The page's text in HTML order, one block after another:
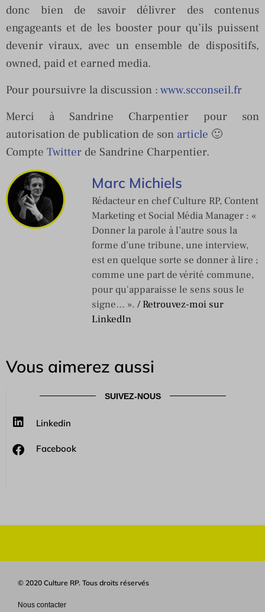
donc bien de savoir délivrer des contenus
engageants et de les booster pour qu’ils puissent
devenir viraux, avec un ensemble de dispositifs,
owned, paid et earned media.
Pour poursuivre la discussion : www.scconseil.fr
Merci à Sandrine Charpentier pour son
autorisation de publication de son article 🙂
Compte Twitter de Sandrine Charpentier.
Marc Michiels
Rédacteur en chef Culture RP, Content
Marketing et Social Média Manager : «
Donner la parole à l’autre sous la
forme d’une tribune, une interview,
est en quelque sorte se donner à lire ;
comme une part de vérité commune,
pour qu'apparaisse le sens sous le
signe… ». / Retrouvez-moi sur
LinkedIn
Vous aimerez aussi
SUIVEZ-NOUS
Linkedin
Facebook
© 2020 Culture RP. Tous droits réservés
Nous contacter